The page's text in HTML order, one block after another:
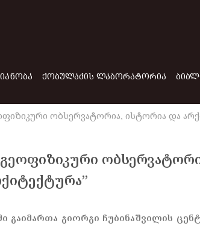
ᲥᲝᲑᲣᲚᲐᲫᲘᲡ ᲚᲐᲑᲝᲠᲐᲢᲝᲠᲘᲐ
ობსერვატორია, ისტორია და
გეოფიზიკური
გაიმართა გიორგი ჩუბინაშვილის